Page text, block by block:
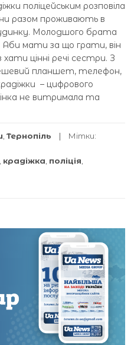
поліцейським розповіла
разом проживають в
Молодшого брата
Аби мати за що грати, він
цінні речі сестри. З
планшет, телефон,
– цифрового
не витримала та
, Тернопіль Мітки:
, крадіжка, поліція,